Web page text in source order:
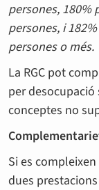
persones, 180%
persones, i
persones o més.
La RGC pot
per
conceptes no
Si es
dues